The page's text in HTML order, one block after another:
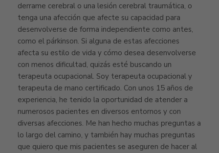
derrame cerebral o una lesión cerebral traumática, o
tenga una afección que afecte su capacidad para
desenvolverse de forma independiente como antes,
como el párkinson. Si alguna de estas afecciones
afecta su estilo de vida y cómo desea desenvolverse
con menos dificultad, quizás esté buscando un
terapeuta ocupacional. Soy terapeuta ocupacional y
terapeuta de mano certificado. Con unos 15 años de
experiencia, he tenido la oportunidad de atender a
numerosos pacientes en diversos entornos y con
diversas afecciones. Me han hecho muchas preguntas a
lo largo del camino, y también hay muchas preguntas
que quiero que mis pacientes se aseguren de hacer al